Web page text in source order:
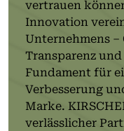
vertrauen
Innovation
Unternehmens
Transparenz
Fundament für
Verbesserung
Marke.
verlässlicher